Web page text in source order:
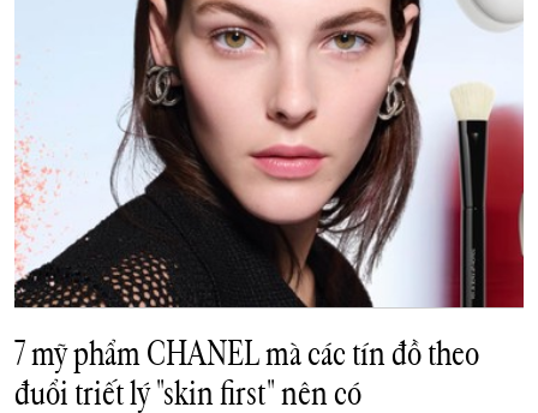
7 mỹ phẩm CHANEL mà các tín đồ theo
đuổi triết lý "skin first" nên có